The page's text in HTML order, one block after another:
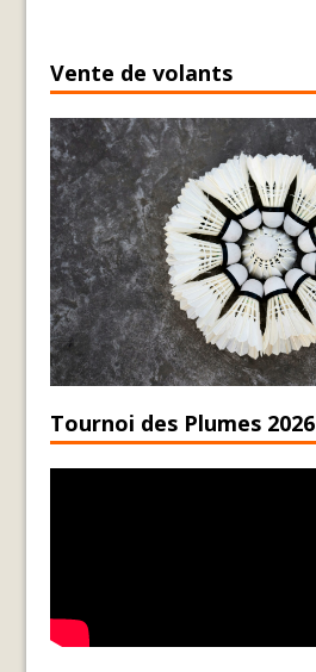
Vente de volants
Tournoi des Plumes 2026